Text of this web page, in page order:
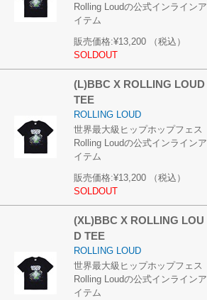
Rolling Loudの公式インラインア
イテム
販売価格:¥13,200
（税込）
SOLDOUT
(L)BBC X ROLLING LOUD
TEE
ROLLING LOUD
世界最大級ヒップホップフェス
Rolling Loudの公式インラインア
イテム
販売価格:¥13,200
（税込）
SOLDOUT
(XL)BBC X ROLLING LOU
D TEE
ROLLING LOUD
世界最大級ヒップホップフェス
Rolling Loudの公式インラインア
イテム